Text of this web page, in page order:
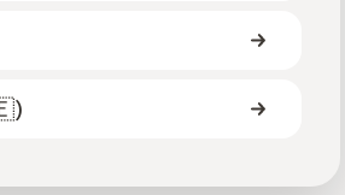
l'égalité ?
)